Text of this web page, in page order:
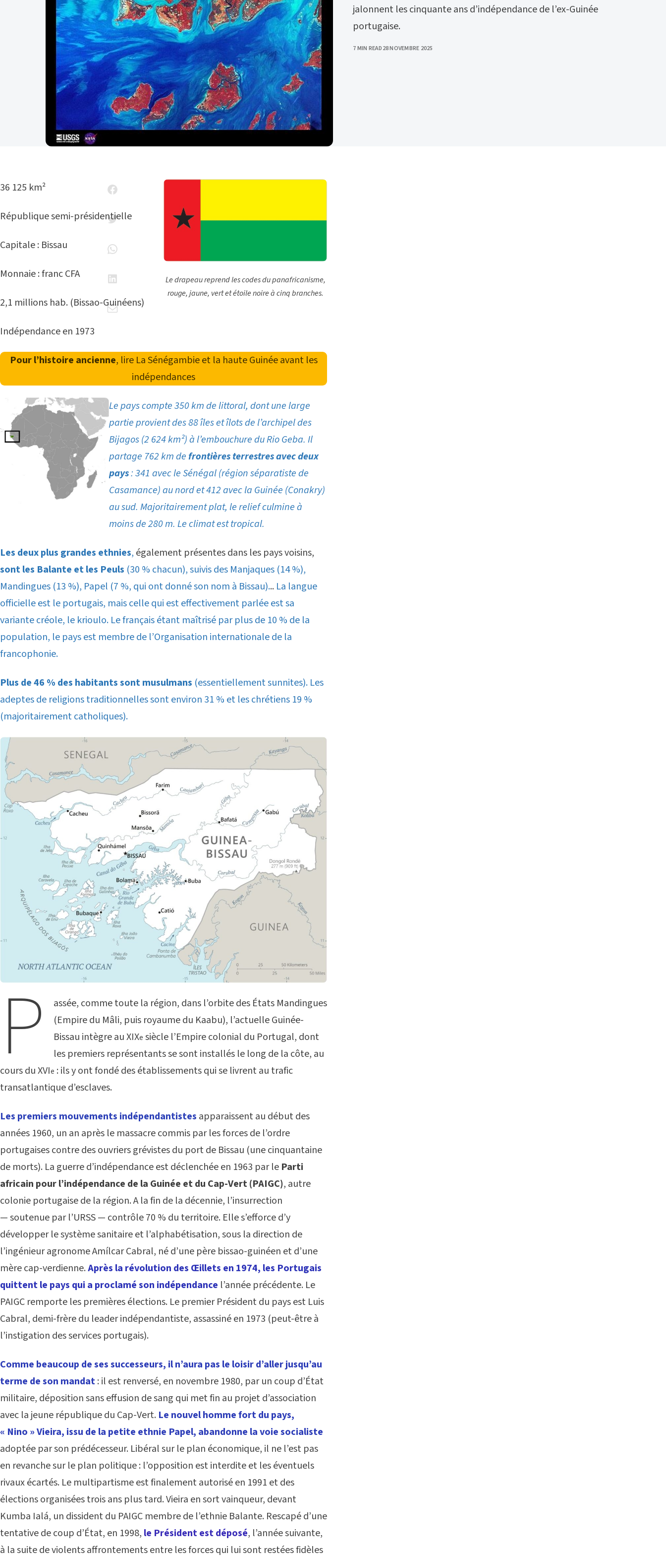
jalonnent les cinquante ans d’indépendance de l’ex-Guinée
portugaise.
7 MIN READPUBLISHED
28 NOVEMBRE 2025
36 125 km²
République semi-présidentielle
Capitale : Bissau
Monnaie : franc CFA
2,1 millions hab. (Bissao-Guinéens)
Indépendance en 1973
Le drapeau reprend les codes du panafricanisme,
rouge, jaune, vert et étoile noire à cinq branches.
Pour l’histoire ancienne, lire La Sénégambie et la haute Guinée avant les
indépendances
Le pays compte 350 km de littoral, dont une large
partie provient des 88 îles et îlots de l’archipel des
Bijagos (2 624 km²) à l’embouchure du Rio Geba. Il
partage 762 km defrontières terrestres avec deux
pays: 341 avec le Sénégal (région séparatiste de
Casamance) au nord et 412 avec la Guinée (Conakry)
au sud. Majoritairement plat, le relief culmine à
moins de 280 m. Le climat est tropical.
Les deux plus grandes ethnies, également présentes dans les pays voisins,
sont les Balante et les Peuls (30 % chacun), suivis des Manjaques (14 %),
Mandingues (13 %), Papel (7 %, qui ont donné son nom à Bissau)... La langue
officielle est le portugais, mais celle qui est effectivement parlée est sa
variante créole, le krioulo. Le français étant maîtrisé par plus de 10 % de la
population, le pays est membre de l’Organisation internationale de la
francophonie.
Plus de 46 % des habitants sont musulmans (essentiellement sunnites). Les
adeptes de religions traditionnelles sont environ 31 % et les chrétiens 19 %
(majoritairement catholiques).
P
assée, comme toute la région, dans l’orbite des États Mandingues
(Empire du Mâli, puis royaume du Kaabu), l’actuelle Guinée-
Bissau intègre au XIXe siècle l’Empire colonial du Portugal, dont
les premiers représentants se sont installés le long de la côte, au
cours du XVIe : ils y ont fondé des établissements qui se livrent au trafic
transatlantique d’esclaves.
Les premiers mouvements indépendantistes apparaissent au début des
années 1960, un an après le massacre commis par les forces de l’ordre
portugaises contre des ouvriers grévistes du port de Bissau (une cinquantaine
de morts). La guerre d’indépendance est déclenchée en 1963 par le Parti
africain pour l’indépendance de la Guinée et du Cap-Vert (PAIGC), autre
colonie portugaise de la région. A la fin de la décennie, l’insurrection
—soutenue par l’URSS — contrôle 70 % du territoire. Elle s’efforce d’y
développer le système sanitaire et l’alphabétisation, sous la direction de
l’ingénieur agronome Amílcar Cabral, né d’une père bissao-guinéen et d’une
mère cap-verdienne.Après la révolution des Œillets en 1974, les Portugais
quittent le pays qui a proclamé son indépendance l’année précédente. Le
PAIGC remporte les premières élections. Le premier Président du pays est Luis
Cabral, demi-frère du leader indépendantiste, assassiné en 1973 (peut-être à
l’instigation des services portugais).
Comme beaucoup de ses successeurs, il n’aura pas le loisir d’aller jusqu’au
terme de son mandat: il est renversé, en novembre 1980, par un coup d’État
militaire, déposition sans effusion de sang qui met fin au projet d’association
avec la jeune république du Cap-Vert. Le nouvel homme fort du pays,
« Nino » Vieira, issu de la petite ethnie Papel, abandonne la voie socialiste
adoptée par son prédécesseur. Libéral sur le plan économique, il ne l’est pas
en revanche sur le plan politique : l’opposition est interdite et les éventuels
rivaux écartés. Le multipartisme est finalement autorisé en 1991 et des
élections organisées trois ans plus tard. Vieira en sort vainqueur, devant
Kumba Ialá, un dissident du PAIGC membre de l’ethnie Balante. Rescapé d’une
tentative de coup d’État, en 1998, le Président est déposé, l’année suivante,
à la suite de violents affrontements entre les forces qui lui sont restées fidèles